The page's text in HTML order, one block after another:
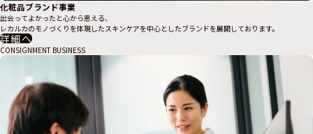
化粧品ブランド事業
出会ってよかったと心から思える、
レカルカのモノづくりを体現したスキンケアを中心としたブランドを展開しております。
詳細へ
CONSIGNMENT BUSINESS